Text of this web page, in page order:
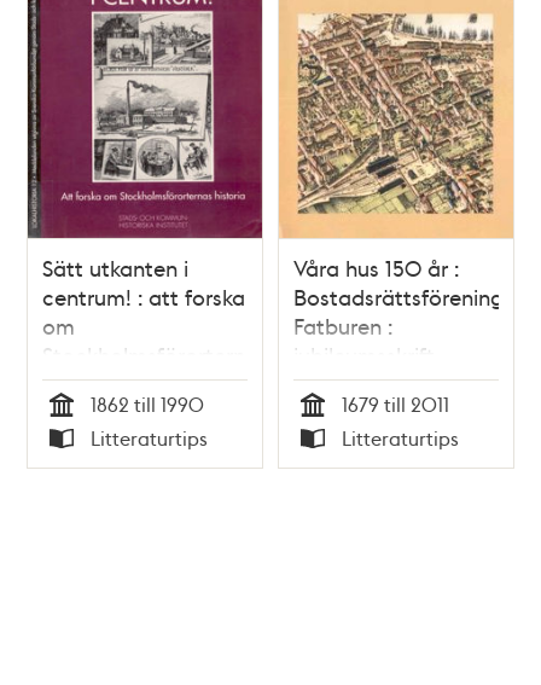
Sätt utkanten i
centrum! : att forska
om
Stockholmsförorternas
historia / Anna
Kåring Wagman
Tid
1862 till 1990
Typ
Litteraturtips
Våra hus 150 år :
Bostadsrättsföreningen
Fatburen :
jubileumsskrift
Tid
1679 till 2011
Typ
Litteraturtips